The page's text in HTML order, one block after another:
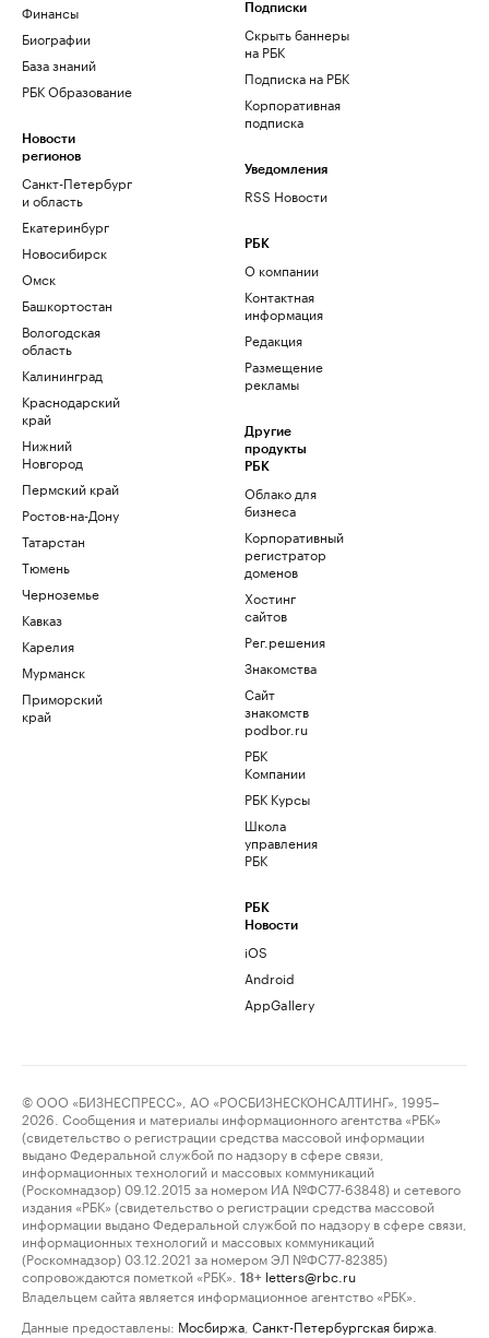
Финансы
Биографии
База знаний
РБК Образование
Новости
регионов
Санкт-Петербург
и область
Екатеринбург
Новосибирск
Омск
Башкортостан
Вологодская
область
Калининград
Краснодарский
край
Нижний
Новгород
Пермский край
Ростов-на-Дону
Татарстан
Тюмень
Черноземье
Кавказ
Карелия
Мурманск
Приморский
край
Подписки
Скрыть баннеры
на РБК
Подписка на РБК
Корпоративная
подписка
Уведомления
RSS Новости
РБК
О компании
Контактная
информация
Редакция
Размещение
рекламы
Другие
продукты
РБК
Облако для
бизнеса
Корпоративный
регистратор
доменов
Хостинг
сайтов
Рег.решения
Знакомства
Сайт
знакомств
podbor.ru
РБК
Компании
РБК Курсы
Школа
управления
РБК
РБК
Новости
iOS
Android
AppGallery
© ООО «БИЗНЕСПРЕСС», АО «РОСБИЗНЕСКОНСАЛТИНГ», 1995–
2026. Сообщения и материалы информационного агентства «РБК»
(свидетельство о регистрации средства массовой информации
выдано Федеральной службой по надзору в сфере связи,
информационных технологий и массовых коммуникаций
(Роскомнадзор) 09.12.2015 за номером ИА №ФС77-63848) и сетевого
издания «РБК» (свидетельство о регистрации средства массовой
информации выдано Федеральной службой по надзору в сфере связи,
информационных технологий и массовых коммуникаций
(Роскомнадзор) 03.12.2021 за номером ЭЛ №ФС77-82385)
сопровождаются пометкой «РБК».
18+ letters@rbc.ru
Владельцем сайта является информационное агентство «РБК».
Данные предоставлены: Мосбиржа Санкт-Петербургская биржа